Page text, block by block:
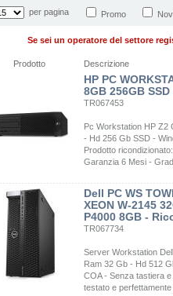
per pagina Promo
Se sei un operatore del settore
Prodotto Descrizione
HP PC
8GB 256GB
TR067453
Pc Workstation HP Z2
- Hd 256 Gb SSD -
Prodotto
Garanzia 6 Mesi -
Dell PC WS
XEON W-2145
P4000 8GB -
TR067734
Server Workstation
Ram 32 Gb - Hd 512
COA - Senza tastiera
testato e